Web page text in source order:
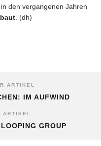
den vergangenen Jahren
. (dh)
ARTIKEL
IM AUFWIND
ARTIKEL
GROUP